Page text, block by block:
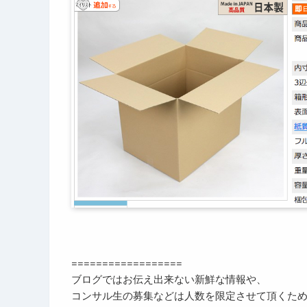
==================
ブログではお伝え出来ない新鮮な情報や、
コンサル生の募集などは人数を限定させて頂くため